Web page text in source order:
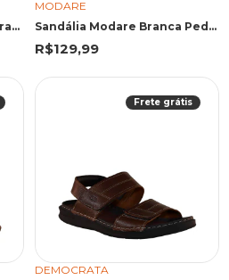
Sandália Modare Café Pedraria
MODARE
Sandália Modare Branca Pedraria Central
R$129,99
Frete grátis
DEMOCRATA